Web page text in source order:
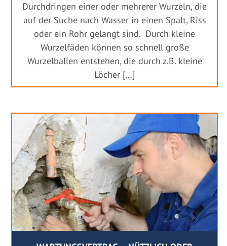
Durchdringen einer oder mehrerer Wurzeln, die
auf der Suche nach Wasser in einen Spalt, Riss
oder ein Rohr gelangt sind. Durch kleine
Wurzelfäden können so schnell große
Wurzelballen entstehen, die durch z.B. kleine
Löcher […]